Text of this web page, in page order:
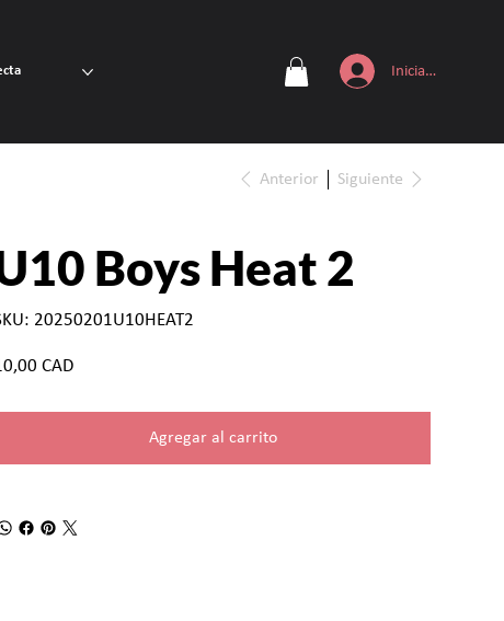
Iniciar sesión
Anterior Siguiente
Boys Heat 2
SKU
20250201U10HEAT2
20250201U10HEAT2
CAD
Agregar al carrito